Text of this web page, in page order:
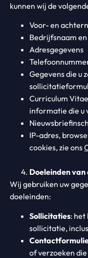
kunnen wij de
Voor- en
Bedrijfsnaam
Adresgegevens
Gegevens die u
Curriculum
informatie die u
IP-adres,
cookies, zie ons
Doeleinden
Wij gebruiken uw
doeleinden:
Sollicitaties: het
sollicitatie,
of verzoeken